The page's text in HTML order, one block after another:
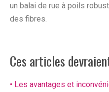
un balai de rue à poils
des fibres.
Ces articles
• Les avantages et